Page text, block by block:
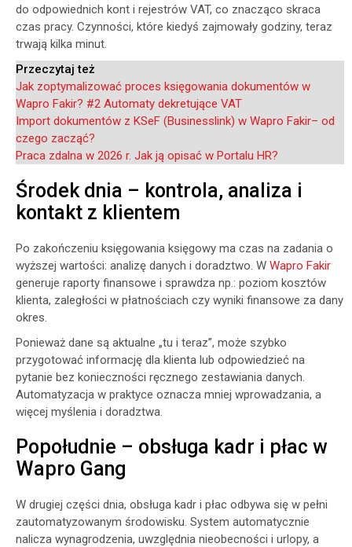
do odpowiednich kont i rejestrów VAT, co znacząco skraca
czas pracy. Czynności, które kiedyś zajmowały godziny, teraz
trwają kilka minut.
Przeczytaj też
Jak zoptymalizować proces księgowania dokumentów w
Wapro Fakir? #2 Automaty dekretujące VAT
Import dokumentów z KSeF (Businesslink) w Wapro Fakir– od
czego zacząć?
Praca zdalna w 2026 r. Jak ją opisać w Portalu HR?
Środek dnia – kontrola, analiza i
kontakt z klientem
Po zakończeniu księgowania księgowy ma czas na zadania o
wyższej wartości: analizę danych i doradztwo. W Wapro Fakir
generuje raporty finansowe i sprawdza np.: poziom kosztów
klienta, zaległości w płatnościach czy wyniki finansowe za dany
okres.
Ponieważ dane są aktualne „tu i teraz”, może szybko
przygotować informację dla klienta lub odpowiedzieć na
pytanie bez konieczności ręcznego zestawiania danych.
Automatyzacja w praktyce oznacza mniej wprowadzania, a
więcej myślenia i doradztwa.
Popołudnie – obsługa kadr i płac w
Wapro Gang
W drugiej części dnia, obsługa kadr i płac odbywa się w pełni
zautomatyzowanym środowisku. System automatycznie
nalicza wynagrodzenia, uwzględnia nieobecności i urlopy, a